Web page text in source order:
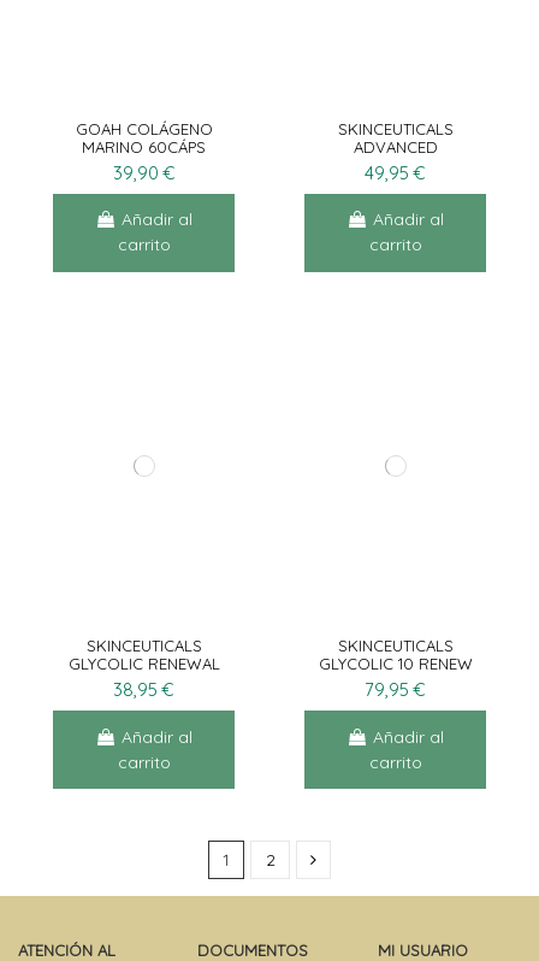
GOAH COLÁGENO
MARINO 60CÁPS
39,90 €
Añadir al
carrito
SKINCEUTICALS
ADVANCED
BRIGHTENING UV
DEFENSE SPF50 40ML
49,95 €
Añadir al
carrito
SKINCEUTICALS
GLYCOLIC RENEWAL
CLEANSER 150ML
38,95 €
Añadir al
carrito
SKINCEUTICALS
GLYCOLIC 10 RENEW
OVERNIGHT 50ML
79,95 €
Añadir al
carrito
1 2
ATENCIÓN AL
DOCUMENTOS
MI USUARIO